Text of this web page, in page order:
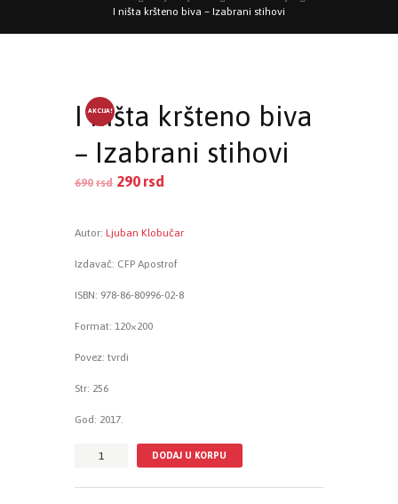
I ništa kršteno biva – Izabrani stihovi
AKCIJA!
I ništa kršteno biva
– Izabrani stihovi
690 rsd 290 rsd
Autor: Ljuban Klobučar
Izdavač: CFP Apostrof
ISBN: 978-86-80996-02-8
Format: 120×200
Povez: tvrdi
Str: 256
God: 2017.
DODAJ U KORPU